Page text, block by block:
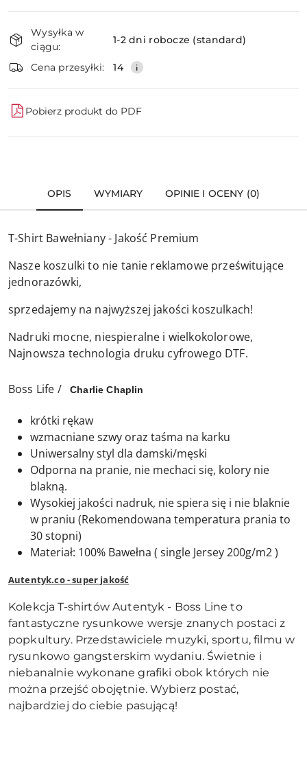
i
dostawa
Wysyłka w
ciągu:
1-2 dni robocze (standard)
Cena przesyłki: 14
Pobierz produkt do PDF
OPIS WYMIARY OPINIE I OCENY (0)
T-Shirt Bawełniany - Jakość Premium
Nasze koszulki to nie tanie reklamowe prześwitujące
jednorazówki,
sprzedajemy na najwyższej jakości koszulkach!
Nadruki mocne, niespieralne i wielkokolorowe,
Najnowsza technologia druku cyfrowego DTF.
Boss Life / Charlie Chaplin
krótki rękaw
wzmacniane szwy oraz taśma na karku
Uniwersalny styl dla damski/męski
Odporna na pranie, nie mechaci się, kolory nie
blakną.
Wysokiej jakości nadruk, nie spiera się i nie blaknie
w praniu (Rekomendowana temperatura prania to
30 stopni)
Materiał: 100% Bawełna ( single Jersey 200g/m2 )
Autentyk.co - super jakość
Kolekcja T-shirtów Autentyk - Boss Line to
fantastyczne rysunkowe wersje znanych postaci z
popkultury. Przedstawiciele muzyki, sportu, filmu w
rysunkowo gangsterskim wydaniu. Świetnie i
niebanalnie wykonane grafiki obok których nie
można przejść obojętnie. Wybierz postać,
najbardziej do ciebie pasującą!